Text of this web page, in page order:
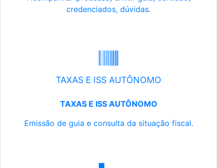
credenciados, dúvidas.
TAXAS E ISS AUTÔNOMO
TAXAS E ISS AUTÔNOMO
Emissão de guia e consulta da situação fiscal.